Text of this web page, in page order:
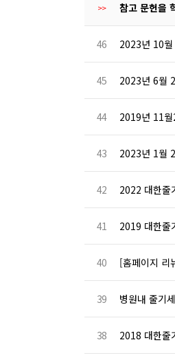
>> 참고 문헌을
46 2023년 10월
45 2023년 6월
44 2019년 11월
43 2023년 1월
42 2022 대한줄
41 2019 대한
40 [홈페이지 리
39 병원내 줄기
38 2018 대한줄